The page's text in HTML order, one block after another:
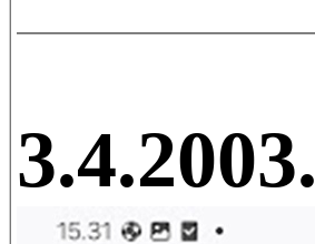
3.4.2003.